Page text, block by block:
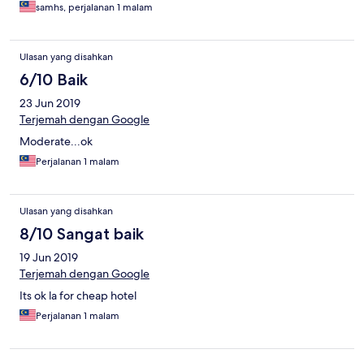
samhs, perjalanan 1 malam
Ulasan yang disahkan
6/10 Baik
23 Jun 2019
Terjemah dengan Google
Moderate...ok
Perjalanan 1 malam
Ulasan yang disahkan
8/10 Sangat baik
19 Jun 2019
Terjemah dengan Google
Its ok la for cheap hotel
Perjalanan 1 malam